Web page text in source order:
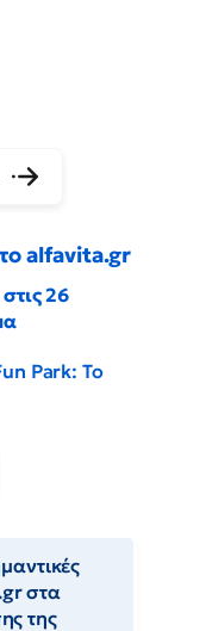
alfavita.gr
26
Park: Το
στα
της